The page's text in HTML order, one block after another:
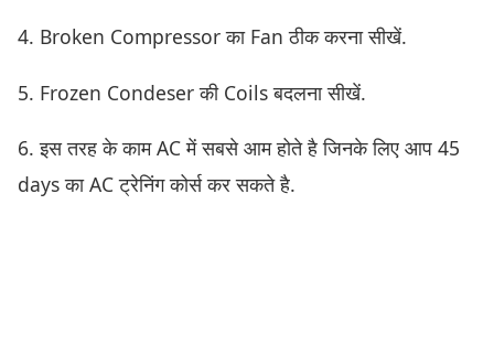
4. Broken Compressor का Fan ठीक करना सीखें.
5. Frozen Condeser की Coils बदलना सीखें.
6. इस तरह के काम AC में सबसे आम होते है जिनके लिए आप 45
days का AC ट्रेनिंग कोर्स कर सकते है.